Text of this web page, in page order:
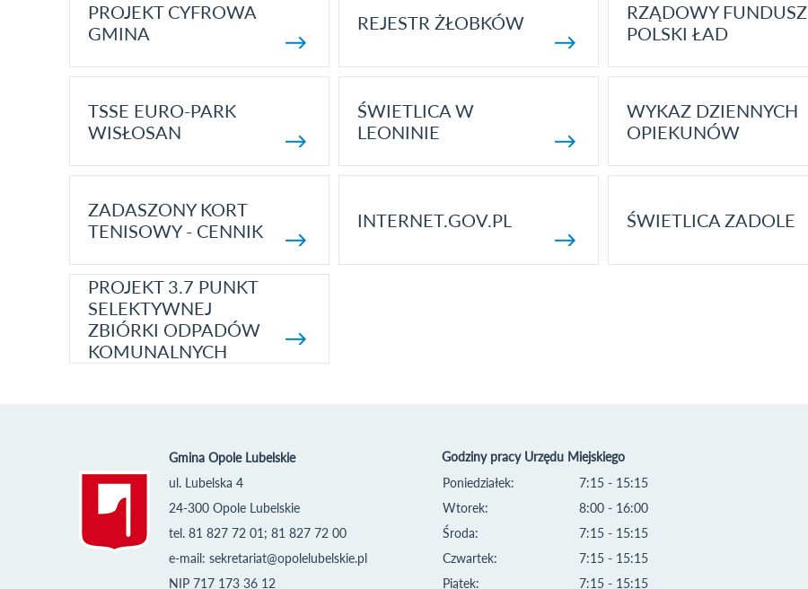
PROJEKT CYFROWA
GMINA
REJESTR ŻŁOBKÓW
RZĄDOWY FUNDUSZ
POLSKI ŁAD
TSSE EURO-PARK
WISŁOSAN
ŚWIETLICA W
LEONINIE
WYKAZ DZIENNYCH
OPIEKUNÓW
ZADASZONY KORT
TENISOWY - CENNIK
INTERNET.GOV.PL ŚWIETLICA ZADOLE
PROJEKT 3.7 PUNKT
SELEKTYWNEJ
ZBIÓRKI ODPADÓW
KOMUNALNYCH
Gmina Opole Lubelskie
ul. Lubelska 4
24-300 Opole Lubelskie
tel. 81 827 72 01; 81 827 72 00
e-mail: sekretariat@opolelubelskie.pl
NIP 717 173 36 12
Godziny pracy Urzędu Miejskiego
Poniedziałek:
Wtorek:
Środa:
Czwartek:
Piątek:
7:15 - 15:15
8:00 - 16:00
7:15 - 15:15
7:15 - 15:15
7:15 - 15:15